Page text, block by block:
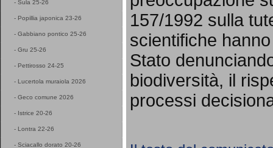
- Sula 25-26
- Popillia japonica 23-26
- Gabbiano pontico 25-26
- Gru 25-26
- Pettirosso 24-25
- Lucertola muraiola 2026
- Geco comune 2026
- Istrice 20-26
- Lontra 22-26
- Sciacallo dorato 20-26
157/1992 sulla
scientifiche
Stato
biodiversità, il
processi